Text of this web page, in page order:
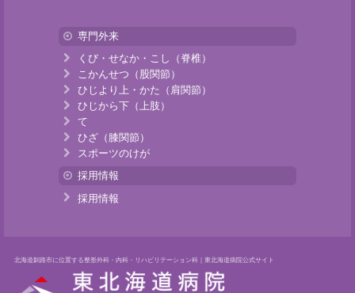
専門外来
くび・せなか・こし（脊椎）
こかんせつ（股関節）
ひじより上・かた（肩関節）
ひじから下（上肢）
て
ひざ（膝関節）
スポーツのけが
採用情報
採用情報
北海道釧路市に位置する整形外科・内科・リハビリテーション科｜東北海道病院公式サイト